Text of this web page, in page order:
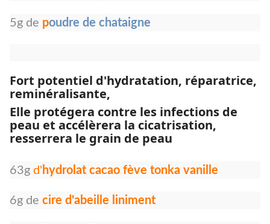
5g de poudre de chataigne
Fort potentiel d'hydratation, réparatrice,
reminéralisante,
Elle protégera contre les infections de
peau et accélèrera la cicatrisation,
resserrera le grain de peau
63g d' hydrolat cacao fève tonka vanille
6g de cire d'abeille liniment